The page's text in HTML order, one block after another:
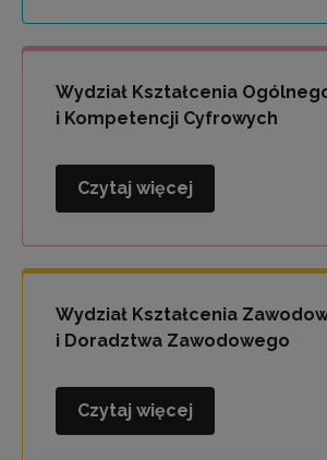
Zdrowia,
Profilaktyki
Wychowania
Wydział Kształcenia
i Kompetencji Cyfrowych
Wydział
Ogólnego
i
Cyfrowych
Czytaj więcej
Wydział Kształcenia
i Doradztwa Zawodowego
Wydział
Czytaj więcej